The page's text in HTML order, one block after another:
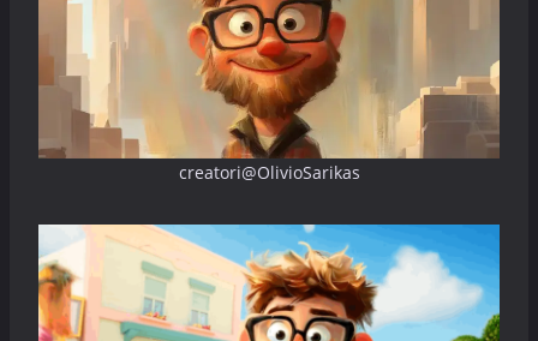
creatori@OlivioSarikas